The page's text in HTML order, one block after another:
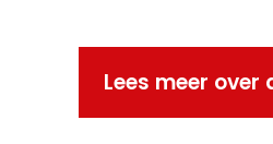
Lees meer